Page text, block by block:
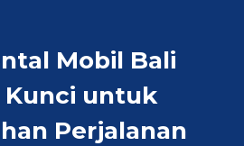
Mobil Bali
Kunci untuk
Perjalanan